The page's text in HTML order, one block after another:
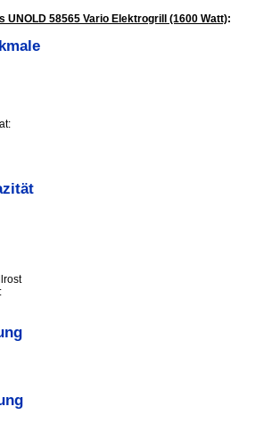
UNOLD 58565 Vario Elektrogrill (1600 Watt):